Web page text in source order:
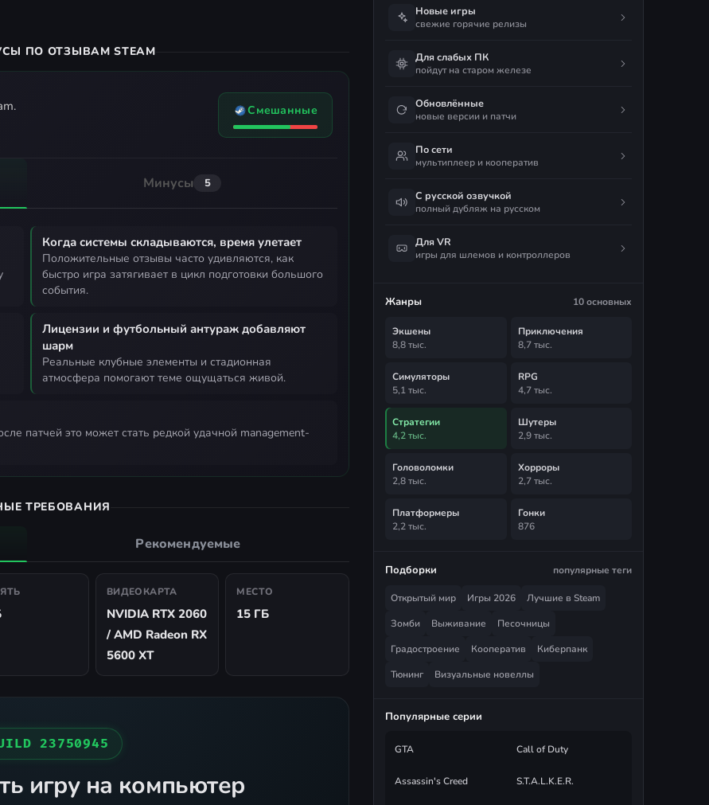
ПО ОТЗЫВАМ STEAM
Смешанные
Минусы 5
Когда системы складываются, время улетает
положительные отзывы часто удивляются, как
быстро игра затягивает в цикл подготовки большого
события.
Лицензии и футбольный антураж добавляют
шарм
реальные клубные элементы и стадионная
атмосфера помогают теме ощущаться живой.
ТРЕБОВАНИЯ
Рекомендуемые
ВИДЕОКАРТА
NVIDIA RTX 2060
/ AMD Radeon RX
5600 XT
МЕСТО
15 ГБ
23750945
игру на компьютер
Новые игры
свежие горячие релизы
Для слабых ПК
пойдут на старом железе
Обновлённые
новые версии и патчи
По сети
мультиплеер и кооператив
С русской озвучкой
полный дубляж на русском
Для VR
игры для шлемов и контроллеров
Жанры 10 основных
Экшены
8,8 тыс.
Приключения
8,7 тыс.
Симуляторы
5,1 тыс.
RPG
4,7 тыс.
Стратегии
4,2 тыс.
Шутеры
2,9 тыс.
Головоломки
2,8 тыс.
Хорроры
2,7 тыс.
Платформеры
2,2 тыс.
Гонки
876
Подборки популярные теги
Открытый мир Игры 2026
Лучшие в Steam
Зомби
Выживание
Песочницы
Градостроение
Кооператив
Киберпанк
Тюнинг
Визуальные новеллы
Популярные серии
GTA Call of Duty
Assassin's Creed S.T.A.L.K.E.R.